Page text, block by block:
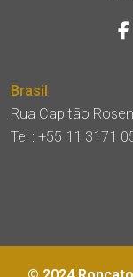
Brasil
Rua Capitão
Tel : +55 11 3171